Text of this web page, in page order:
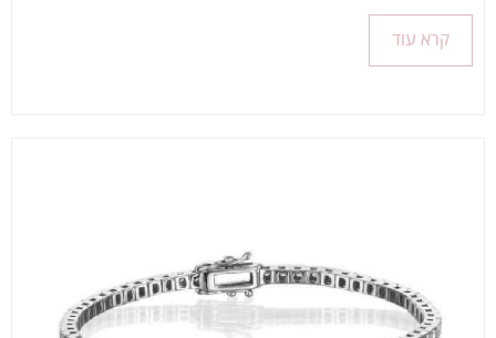
קרא עוד